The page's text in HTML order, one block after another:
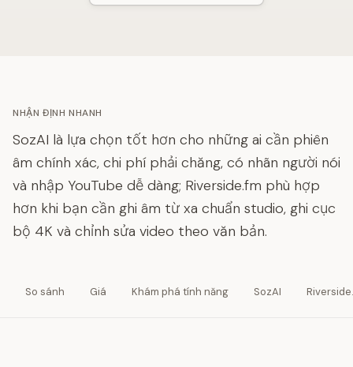
NHẬN ĐỊNH NHANH
SozAI là lựa chọn tốt hơn cho những ai cần phiên
âm chính xác, chi phí phải chăng, có nhãn người nói
và nhập YouTube dễ dàng; Riverside.fm phù hợp
hơn khi bạn cần ghi âm từ xa chuẩn studio, ghi cục
bộ 4K và chỉnh sửa video theo văn bản.
So sánh Giá Khám phá tính năng SozAI